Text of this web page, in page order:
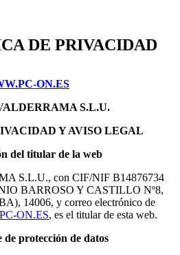
DE PRIVACIDAD
ON.ES
S.L.U.
Y AVISO LEGAL
del titular de la web
S.L.U., con CIF/NIF B14876734
BARROSO Y CASTILLO Nº8,
14006, y correo electrónico de
ON.ES, es el titular de esta web.
de protección de datos